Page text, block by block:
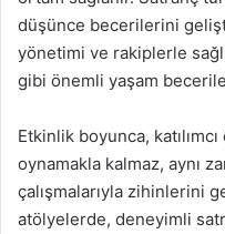
düşünce becerilerini
yönetimi ve rakiplerle
gibi önemli yaşam
Etkinlik boyunca,
oynamakla kalmaz, aynı
çalışmalarıyla zihinlerini
atölyelerde, deneyimli